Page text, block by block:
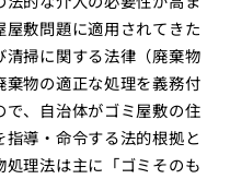
敷問題に適用されてきた
掃に関する法律（廃棄物
物の適正な処理を義務付
、自治体がゴミ屋敷の住
導・命令する法的根拠と
理法は主に「ゴミそのも